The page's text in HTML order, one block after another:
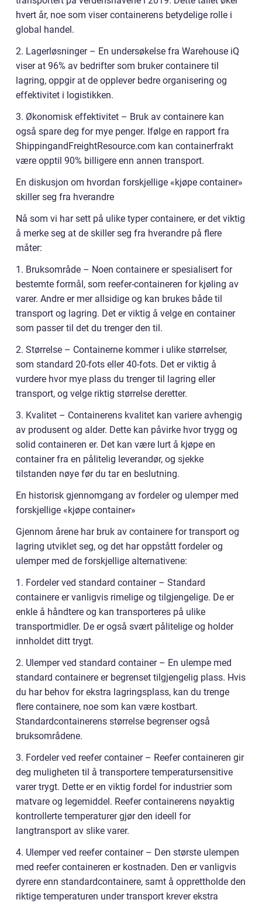
hvert år, noe som viser containerens betydelige rolle i
global handel.
2. Lagerløsninger – En undersøkelse fra Warehouse iQ
viser at 96% av bedrifter som bruker containere til
lagring, oppgir at de opplever bedre organisering og
effektivitet i logistikken.
3. Økonomisk effektivitet – Bruk av containere kan
også spare deg for mye penger. Ifølge en rapport fra
ShippingandFreightResource.com kan containerfrakt
være opptil 90% billigere enn annen transport.
En diskusjon om hvordan forskjellige «kjøpe container»
skiller seg fra hverandre
Nå som vi har sett på ulike typer containere, er det viktig
å merke seg at de skiller seg fra hverandre på flere
måter:
1. Bruksområde – Noen containere er spesialisert for
bestemte formål, som reefer-containeren for kjøling av
varer. Andre er mer allsidige og kan brukes både til
transport og lagring. Det er viktig å velge en container
som passer til det du trenger den til.
2. Størrelse – Containerne kommer i ulike størrelser,
som standard 20-fots eller 40-fots. Det er viktig å
vurdere hvor mye plass du trenger til lagring eller
transport, og velge riktig størrelse deretter.
3. Kvalitet – Containerens kvalitet kan variere avhengig
av produsent og alder. Dette kan påvirke hvor trygg og
solid containeren er. Det kan være lurt å kjøpe en
container fra en pålitelig leverandør, og sjekke
tilstanden nøye før du tar en beslutning.
En historisk gjennomgang av fordeler og ulemper med
forskjellige «kjøpe container»
Gjennom årene har bruk av containere for transport og
lagring utviklet seg, og det har oppstått fordeler og
ulemper med de forskjellige alternativene:
1. Fordeler ved standard container – Standard
containere er vanligvis rimelige og tilgjengelige. De er
enkle å håndtere og kan transporteres på ulike
transportmidler. De er også svært pålitelige og holder
innholdet ditt trygt.
2. Ulemper ved standard container – En ulempe med
standard containere er begrenset tilgjengelig plass. Hvis
du har behov for ekstra lagringsplass, kan du trenge
flere containere, noe som kan være kostbart.
Standardcontainerens størrelse begrenser også
bruksområdene.
3. Fordeler ved reefer container – Reefer containeren gir
deg muligheten til å transportere temperatursensitive
varer trygt. Dette er en viktig fordel for industrier som
matvare og legemiddel. Reefer containerens nøyaktig
kontrollerte temperaturer gjør den ideell for
langtransport av slike varer.
4. Ulemper ved reefer container – Den største ulempen
med reefer containeren er kostnaden. Den er vanligvis
dyrere enn standardcontainere, samt å opprettholde den
riktige temperaturen under transport krever ekstra